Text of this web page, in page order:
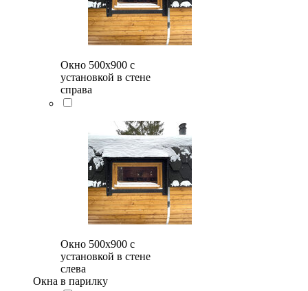
Окно 500x900 с
установкой в стене
справа
Окно 500x900 с
установкой в стене
слева
Окна в парилку